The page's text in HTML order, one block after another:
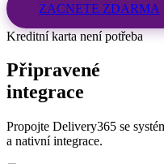
ZACNETE ZDARMA
Kreditní karta není potřeba
Připravené
integrace
Propojte Delivery365 se
a nativní integrace.